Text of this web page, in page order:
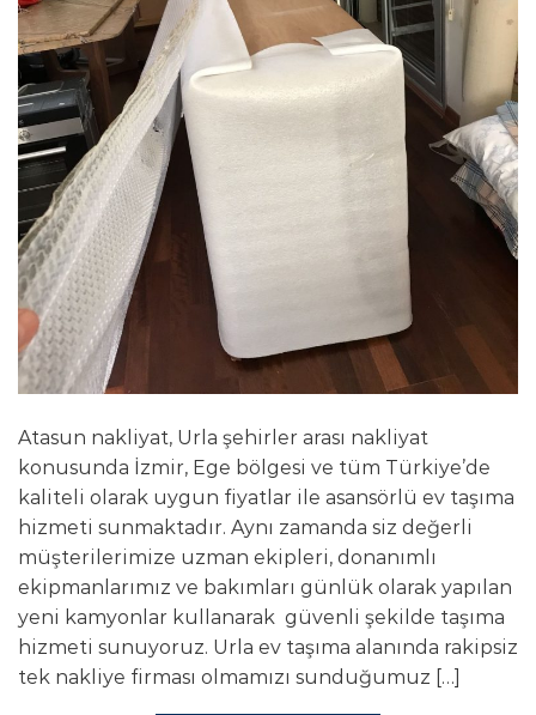
Atasun nakliyat, Urla şehirler arası nakliyat
konusunda İzmir, Ege bölgesi ve tüm Türkiye’de
kaliteli olarak uygun fiyatlar ile asansörlü ev taşıma
hizmeti sunmaktadır. Aynı zamanda siz değerli
müşterilerimize uzman ekipleri, donanımlı
ekipmanlarımız ve bakımları günlük olarak yapılan
yeni kamyonlar kullanarak güvenli şekilde taşıma
hizmeti sunuyoruz. Urla ev taşıma alanında rakipsiz
tek nakliye firması olmamızı sunduğumuz […]